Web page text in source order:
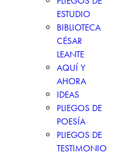
ESTUDIO
BIBLIOTECA
CÉSAR
LEANTE
AQUÍ Y
AHORA
IDEAS
PLIEGOS DE
POESÍA
PLIEGOS DE
TESTIMONIO